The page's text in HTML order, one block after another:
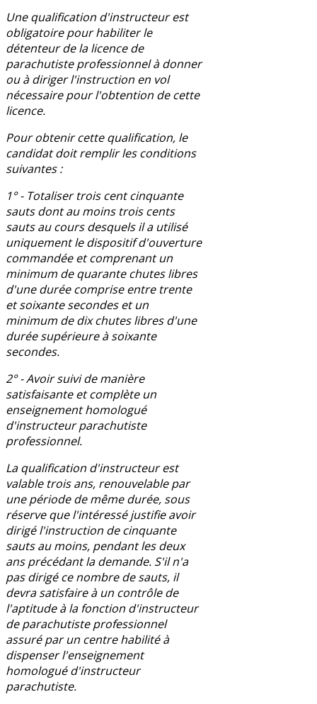
Une qualification d'instructeur est
obligatoire pour habiliter le
détenteur de la licence de
parachutiste professionnel à donner
ou à diriger l'instruction en vol
nécessaire pour l'obtention de cette
licence.
Pour obtenir cette qualification, le
candidat doit remplir les conditions
suivantes :
1° - Totaliser trois cent cinquante
sauts dont au moins trois cents
sauts au cours desquels il a utilisé
uniquement le dispositif d'ouverture
commandée et comprenant un
minimum de quarante chutes libres
d'une durée comprise entre trente
et soixante secondes et un
minimum de dix chutes libres d'une
durée supérieure à soixante
secondes.
2° - Avoir suivi de manière
satisfaisante et complète un
enseignement homologué
d'instructeur parachutiste
professionnel.
La qualification d'instructeur est
valable trois ans, renouvelable par
une période de même durée, sous
réserve que l'intéressé justifie avoir
dirigé l'instruction de cinquante
sauts au moins, pendant les deux
ans précédant la demande. S'il n'a
pas dirigé ce nombre de sauts, il
devra satisfaire à un contrôle de
l'aptitude à la fonction d'instructeur
de parachutiste professionnel
assuré par un centre habilité à
dispenser l'enseignement
homologué d'instructeur
parachutiste.